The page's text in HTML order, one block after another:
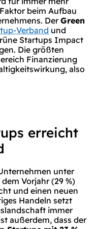
beim Aufbau
DerGreen
Verband und
Startups Impact
Die größten
Finanzierung
also
erreicht
unter
Vorjahr (29 %)
und einen neuen
Handeln setzt
immer
außerdem, dass der